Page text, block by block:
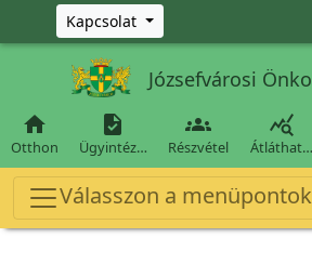
Ugrás a fő tartalomra
Kapcsolat
Józsefvárosi

Otthon

Ügyintéz…

Részvétel

Átláthat…
Válasszon a